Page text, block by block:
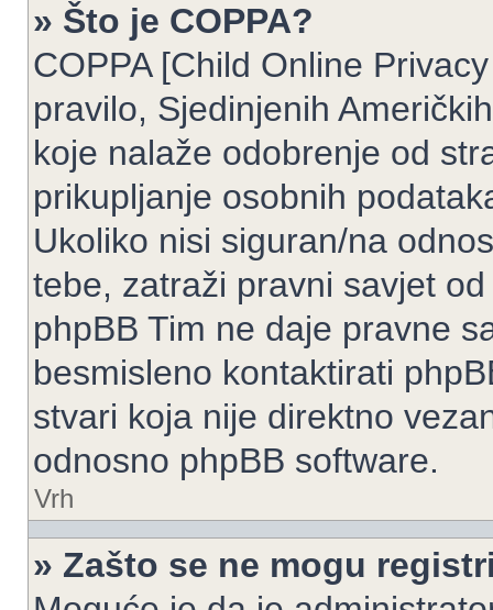
» Što je COPPA?
COPPA [Child Online
pravilo, Sjedinjenih
koje nalaže odobrenje od
prikupljanje osobnih
Ukoliko nisi siguran/na
tebe, zatraži pravni savjet
phpBB Tim ne daje pravne
besmisleno kontaktirati
stvari koja nije direktno
odnosno phpBB software.
Vrh
» Zašto se ne mogu